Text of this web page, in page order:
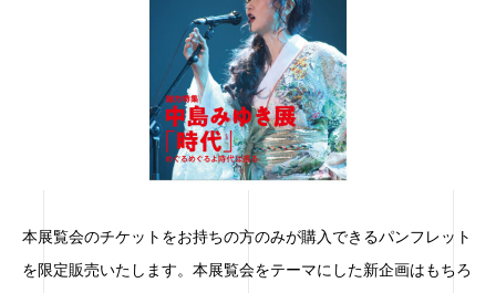
本展覧会のチケットをお持ちの方のみが購入できるパンフレット
を限定販売いたします。本展覧会をテーマにした新企画はもちろ